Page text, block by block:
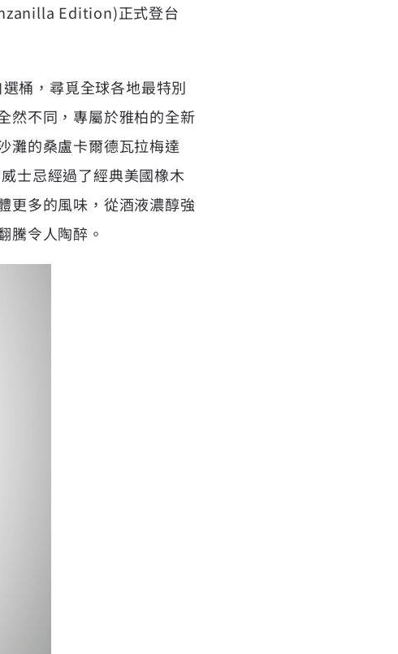
Edition)正式登台
桶，尋覓全球各地最特別
然不同，專屬於雅柏的全新
灘的桑盧卡爾德瓦拉梅達
士忌經過了經典美國橡木
更多的風味，從酒液濃醇強
騰令人陶醉。